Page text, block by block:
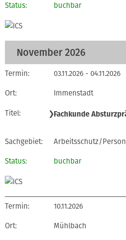
buchbar
November 2026
03.11.2026 - 04.11.2026
Immenstadt
❯Fachkunde
Arbeitsschutz/
buchbar
10.11.2026
Mühlbach